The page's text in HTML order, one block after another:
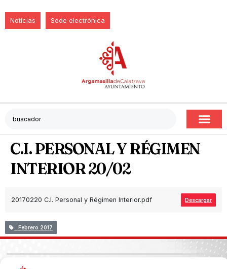
Noticias Sede electrónica
C.I. PERSONAL Y RÉGIMEN
INTERIOR 20/02
20170220 C.I. Personal y Régimen Interior.pdf Descargar
Febrero 2017